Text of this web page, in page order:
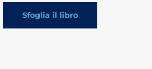
Sfoglia il libro